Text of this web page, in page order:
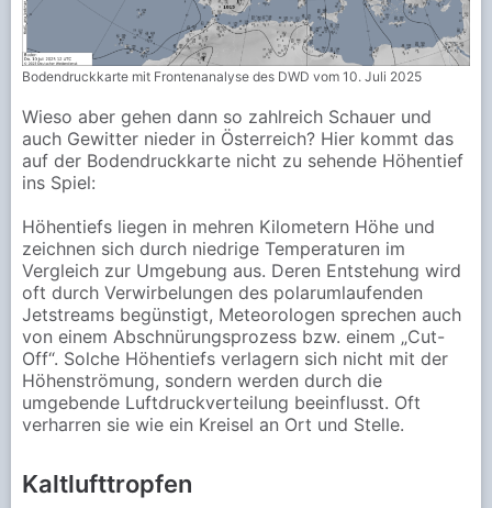
Bodendruckkarte mit Frontenanalyse des DWD vom 10. Juli 2025
Wieso aber gehen dann so zahlreich Schauer und
auch Gewitter nieder in Österreich? Hier kommt das
auf der Bodendruckkarte nicht zu sehende Höhentief
ins Spiel:
Höhentiefs liegen in mehren Kilometern Höhe und
zeichnen sich durch niedrige Temperaturen im
Vergleich zur Umgebung aus. Deren Entstehung wird
oft durch Verwirbelungen des polarumlaufenden
Jetstreams begünstigt, Meteorologen sprechen auch
von einem Abschnürungsprozess bzw. einem „Cut-
Off“. Solche Höhentiefs verlagern sich nicht mit der
Höhenströmung, sondern werden durch die
umgebende Luftdruckverteilung beeinflusst. Oft
verharren sie wie ein Kreisel an Ort und Stelle.
Kaltlufttropfen